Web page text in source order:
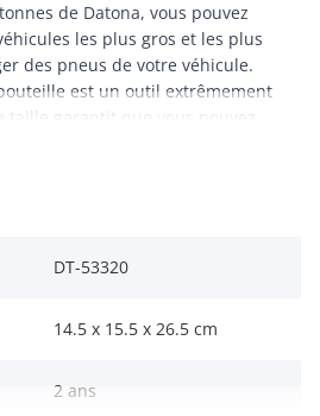
de Datona, vous pouvez
les plus gros et les plus
des pneus de votre véhicule.
est un outil extrêmement
taille garantit que vous pouvez
bouteille hydraulique avec vous.
coffre de voiture.
la surcharge pendant le
bouteille fonctionne au moyen d'un
véhicules, nous vous
DT-53320
14.5 x 15.5 x 26.5 cm
2 ans